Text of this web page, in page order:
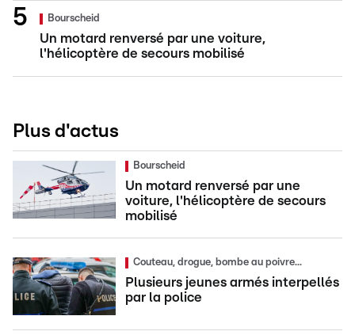
Bourscheid
Un motard renversé par une voiture,
l'hélicoptère de secours mobilisé
Plus d'actus
Bourscheid
Un motard renversé par une
voiture, l'hélicoptère de secours
mobilisé
Couteau, drogue, bombe au poivre...
Plusieurs jeunes armés interpellés
par la police